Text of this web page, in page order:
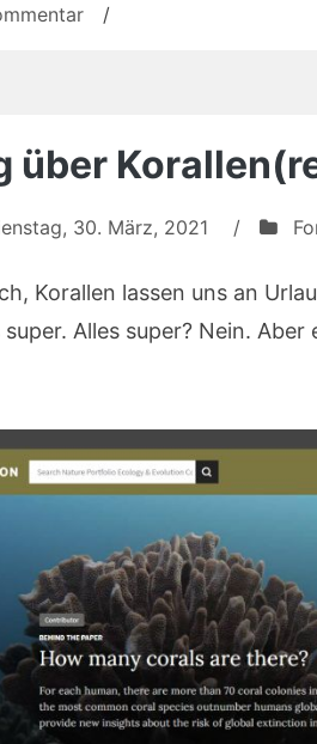
zu
feminale
2022
/
über
30. März, 2021 /
Korallen lassen uns an
Alles super? Nein.